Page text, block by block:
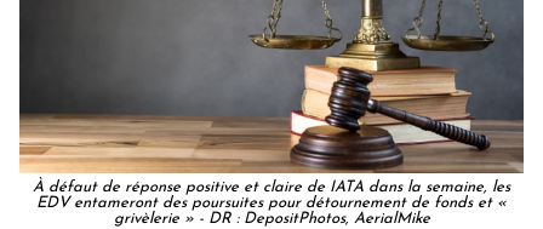
À défaut de réponse positive et claire de IATA dans la semaine, les
EDV entameront des poursuites pour détournement de fonds et «
grivèlerie » - DR : DepositPhotos, AerialMike